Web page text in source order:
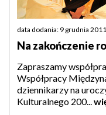
data dodania: 9 grudnia 2011
Na zakończenie
Zapraszamy
Współpracy
dziennikarzy na
Kulturalnego 200...